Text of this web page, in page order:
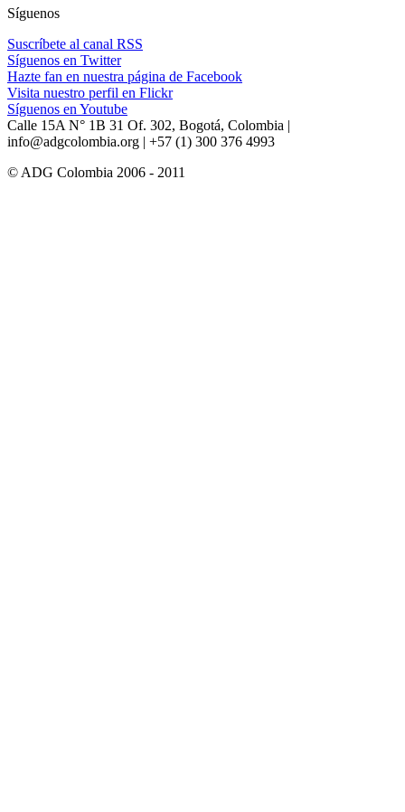
Síguenos
Suscríbete al canal RSS
Síguenos en Twitter
Hazte fan en nuestra página de Facebook
Visita nuestro perfil en Flickr
Síguenos en Youtube
Calle 15A N° 1B 31 Of. 302, Bogotá, Colombia |
info@adgcolombia.org | +57 (1) 300 376 4993
© ADG Colombia 2006 - 2011